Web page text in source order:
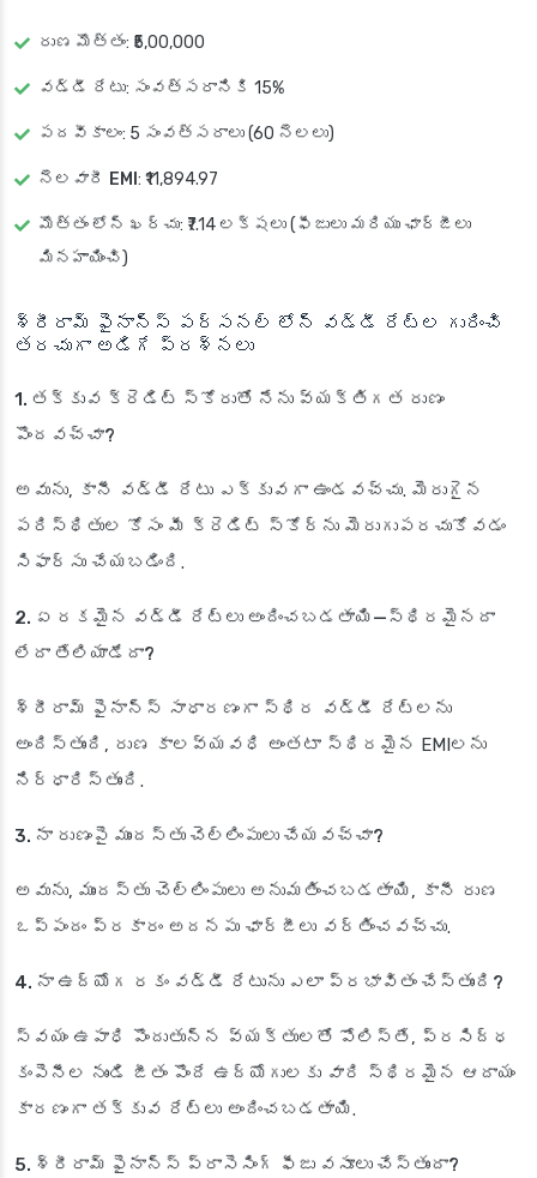
రుణ మొత్తం: ₹5,00,000
వడ్డీ రేటు: సంవత్సరానికి 15%
పదవీకాలం: 5 సంవత్సరాలు (60 నెలలు)
నెలవారీ EMI : ₹11,894.97
మొత్తం లోన్ ఖర్చు: ₹7.14 లక్షలు (ఫీజులు మరియు ఛార్జీలు
మినహాయించి)
శ్రీరామ్ ఫైనాన్స్ పర్సనల్ లోన్ వడ్డీ రేట్ల గురించి
తరచుగా అడిగే ప్రశ్నలు
1. తక్కువ క్రెడిట్ స్కోరుతో నేను వ్యక్తిగత రుణం
పొందవచ్చా?
అవును, కానీ వడ్డీ రేటు ఎక్కువగా ఉండవచ్చు. మెరుగైన
పరిస్థితుల కోసం మీ క్రెడిట్ స్కోర్‌ను మెరుగుపరచుకోవడం
సిఫార్సు చేయబడింది.
2. ఏ రకమైన వడ్డీ రేట్లు అందించబడతాయి—స్థిరమైనదా
లేదా తేలియాడేదా?
శ్రీరామ్ ఫైనాన్స్ సాధారణంగా స్థిర వడ్డీ రేట్లను
అందిస్తుంది, రుణ కాలవ్యవధి అంతటా స్థిరమైన EMIలను
నిర్ధారిస్తుంది.
3. నా రుణంపై ముందస్తు చెల్లింపులు చేయవచ్చా?
అవును, ముందస్తు చెల్లింపులు అనుమతించబడతాయి, కానీ రుణ
ఒప్పందం ప్రకారం అదనపు ఛార్జీలు వర్తించవచ్చు.
4. నా ఉద్యోగ రకం వడ్డీ రేటును ఎలా ప్రభావితం చేస్తుంది?
స్వయం ఉపాధి పొందుతున్న వ్యక్తులతో పోలిస్తే, ప్రసిద్ధ
కంపెనీల నుండి జీతం పొందే ఉద్యోగులకు వారి స్థిరమైన ఆదాయం
కారణంగా తక్కువ రేట్లు అందించబడతాయి.
5. శ్రీరామ్ ఫైనాన్స్ ప్రాసెసింగ్ ఫీజు వసూలు చేస్తుందా?